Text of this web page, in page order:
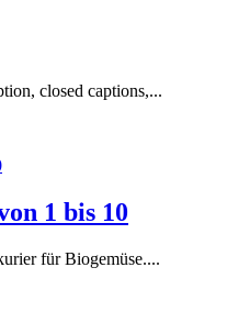
closed captions,...
1 bis 10
für Biogemüse....